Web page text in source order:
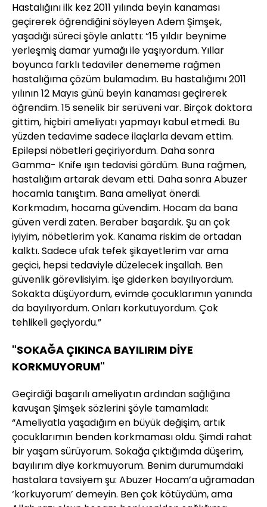
Hastalığını ilk kez 2011 yılında beyin kanaması
geçirerek öğrendiğini söyleyen Adem Şimşek,
yaşadığı süreci şöyle anlattı: “15 yıldır beynime
yerleşmiş damar yumağı ile yaşıyordum. Yıllar
boyunca farklı tedaviler denememe rağmen
hastalığıma çözüm bulamadım. Bu hastalığımı 2011
yılının 12 Mayıs günü beyin kanaması geçirerek
öğrendim. 15 senelik bir serüveni var. Birçok doktora
gittim, hiçbiri ameliyatı yapmayı kabul etmedi. Bu
yüzden tedavime sadece ilaçlarla devam ettim.
Epilepsi nöbetleri geçiriyordum. Daha sonra
Gamma- Knife ışın tedavisi gördüm. Buna rağmen,
hastalığım artarak devam etti. Daha sonra Abuzer
hocamla tanıştım. Bana ameliyat önerdi.
Korkmadım, hocama güvendim. Hocam da bana
güven verdi zaten. Beraber başardık. Şu an çok
iyiyim, nöbetlerim yok. Kanama riskim de ortadan
kalktı. Sadece ufak tefek şikayetlerim var ama
geçici, hepsi tedaviyle düzelecek inşallah. Ben
güvenlik görevlisiyim. İşe giderken bayılıyordum.
Sokakta düşüyordum, evimde çocuklarımın yanında
da bayılıyordum. Onları korkutuyordum. Çok
tehlikeli geçiyordu.”
"SOKAĞA ÇIKINCA BAYILIRIM DİYE
KORKMUYORUM"
Geçirdiği başarılı ameliyatın ardından sağlığına
kavuşan Şimşek sözlerini şöyle tamamladı:
“Ameliyatla yaşadığım en büyük değişim, artık
çocuklarımın benden korkmaması oldu. Şimdi rahat
bir yaşam sürüyorum. Sokağa çıktığımda düşerim,
bayılırım diye korkmuyorum. Benim durumumdaki
hastalara tavsiyem şu: Abuzer Hocam’a uğramadan
‘korkuyorum’ demeyin. Ben çok kötüydüm, ama